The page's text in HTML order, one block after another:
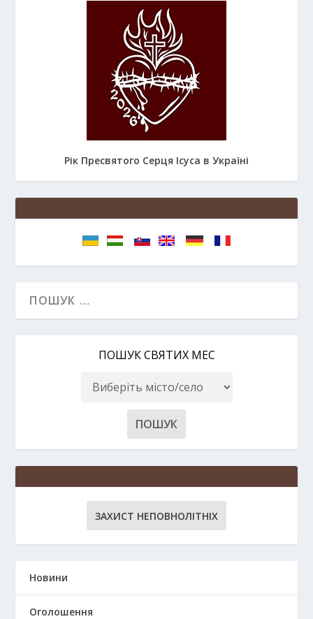
Рік Пресвятого Серця Ісуса в Україні
ПОШУК СВЯТИХ МЕС
ЗАХИСТ НЕПОВНОЛІТНІХ
Новини
Оголошення